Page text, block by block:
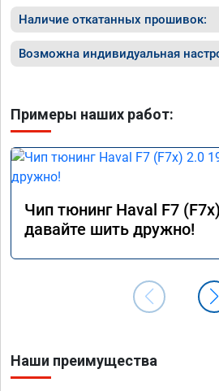
Наличие откатанных прошивок:
Возможна индивидуальная
Примеры наших работ:
Чип тюнинг Haval F7
давайте шить дружно!
Наши преимущества